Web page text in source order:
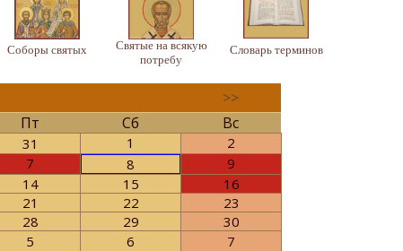
Соборы святых
Святые на всякую
потребу
Словарь терминов
>>
Пт Сб Вс
31 1
2
7 8
9
14 15
16
21 22
23
28 29
30
5 6 7